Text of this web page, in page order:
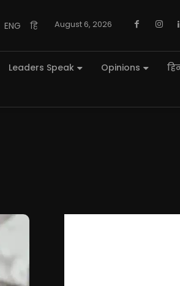
ENG हि August 6, 2026
Leaders Speak Opinions